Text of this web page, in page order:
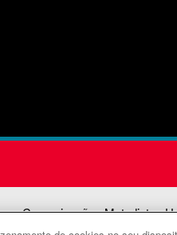
Comunicações Metodistas